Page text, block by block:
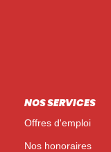
NOS SERVICES
Offres d'emploi
Nos honoraires